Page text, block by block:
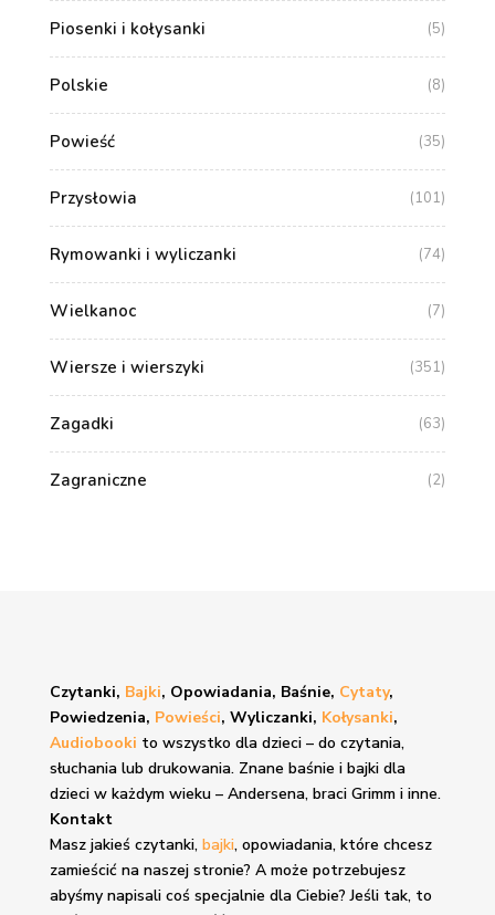
Piosenki i kołysanki (5)
Polskie (8)
Powieść (35)
Przysłowia (101)
Rymowanki i wyliczanki (74)
Wielkanoc (7)
Wiersze i wierszyki (351)
Zagadki (63)
Zagraniczne (2)
Czytanki, Bajki, Opowiadania, Baśnie, Cytaty,
Powiedzenia, Powieści, Wyliczanki, Kołysanki,
Audiobooki to wszystko dla dzieci – do czytania,
słuchania lub drukowania. Znane baśnie i bajkidla
dzieci w każdym wieku – Andersena, braci Grimm i inne.
Kontakt
Masz jakieś czytanki, bajki, opowiadania, które chcesz
zamieścić na naszej stronie? A może potrzebujesz
abyśmy napisali coś specjalnie dla Ciebie? Jeśli tak, to